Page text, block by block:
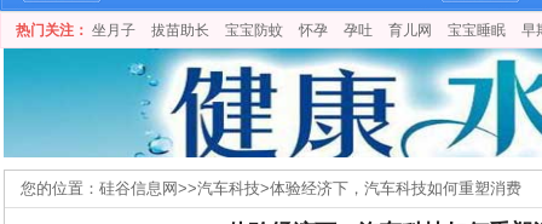
热门关注： 坐月子 拔苗助长 宝宝防蚊 怀孕 孕吐 育儿网 宝宝睡眠 早
您的位置： 硅谷信息网>>汽车科技>体验经济下，汽车科技如何重塑消费